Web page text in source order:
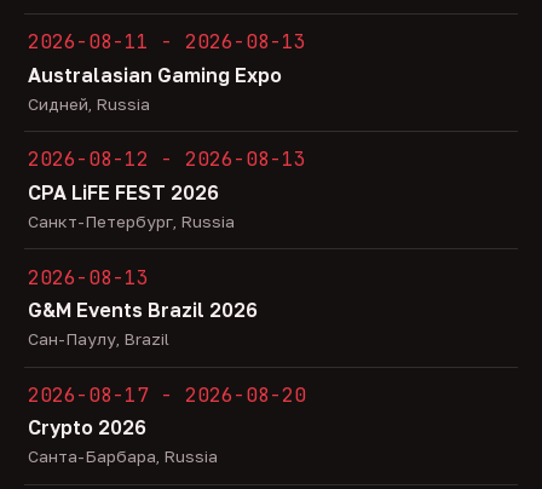
2026-08-11 - 2026-08-13
Australasian Gaming Expo
Сидней, Russia
2026-08-12 - 2026-08-13
CPA LiFE FEST 2026
Санкт-Петербург, Russia
2026-08-13
G&M Events Brazil 2026
Сан-Паулу, Brazil
2026-08-17 - 2026-08-20
Crypto 2026
Санта-Барбара, Russia